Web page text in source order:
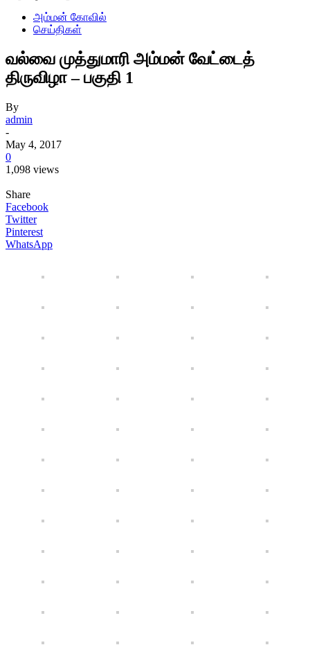
அம்மன் கோவில்
செய்திகள்
வல்வை முத்துமாரி அம்மன் வேட்டைத்
திருவிழா – பகுதி 1
By
admin
-
May 4, 2017
0
1,098 views
Share
Facebook
Twitter
Pinterest
WhatsApp